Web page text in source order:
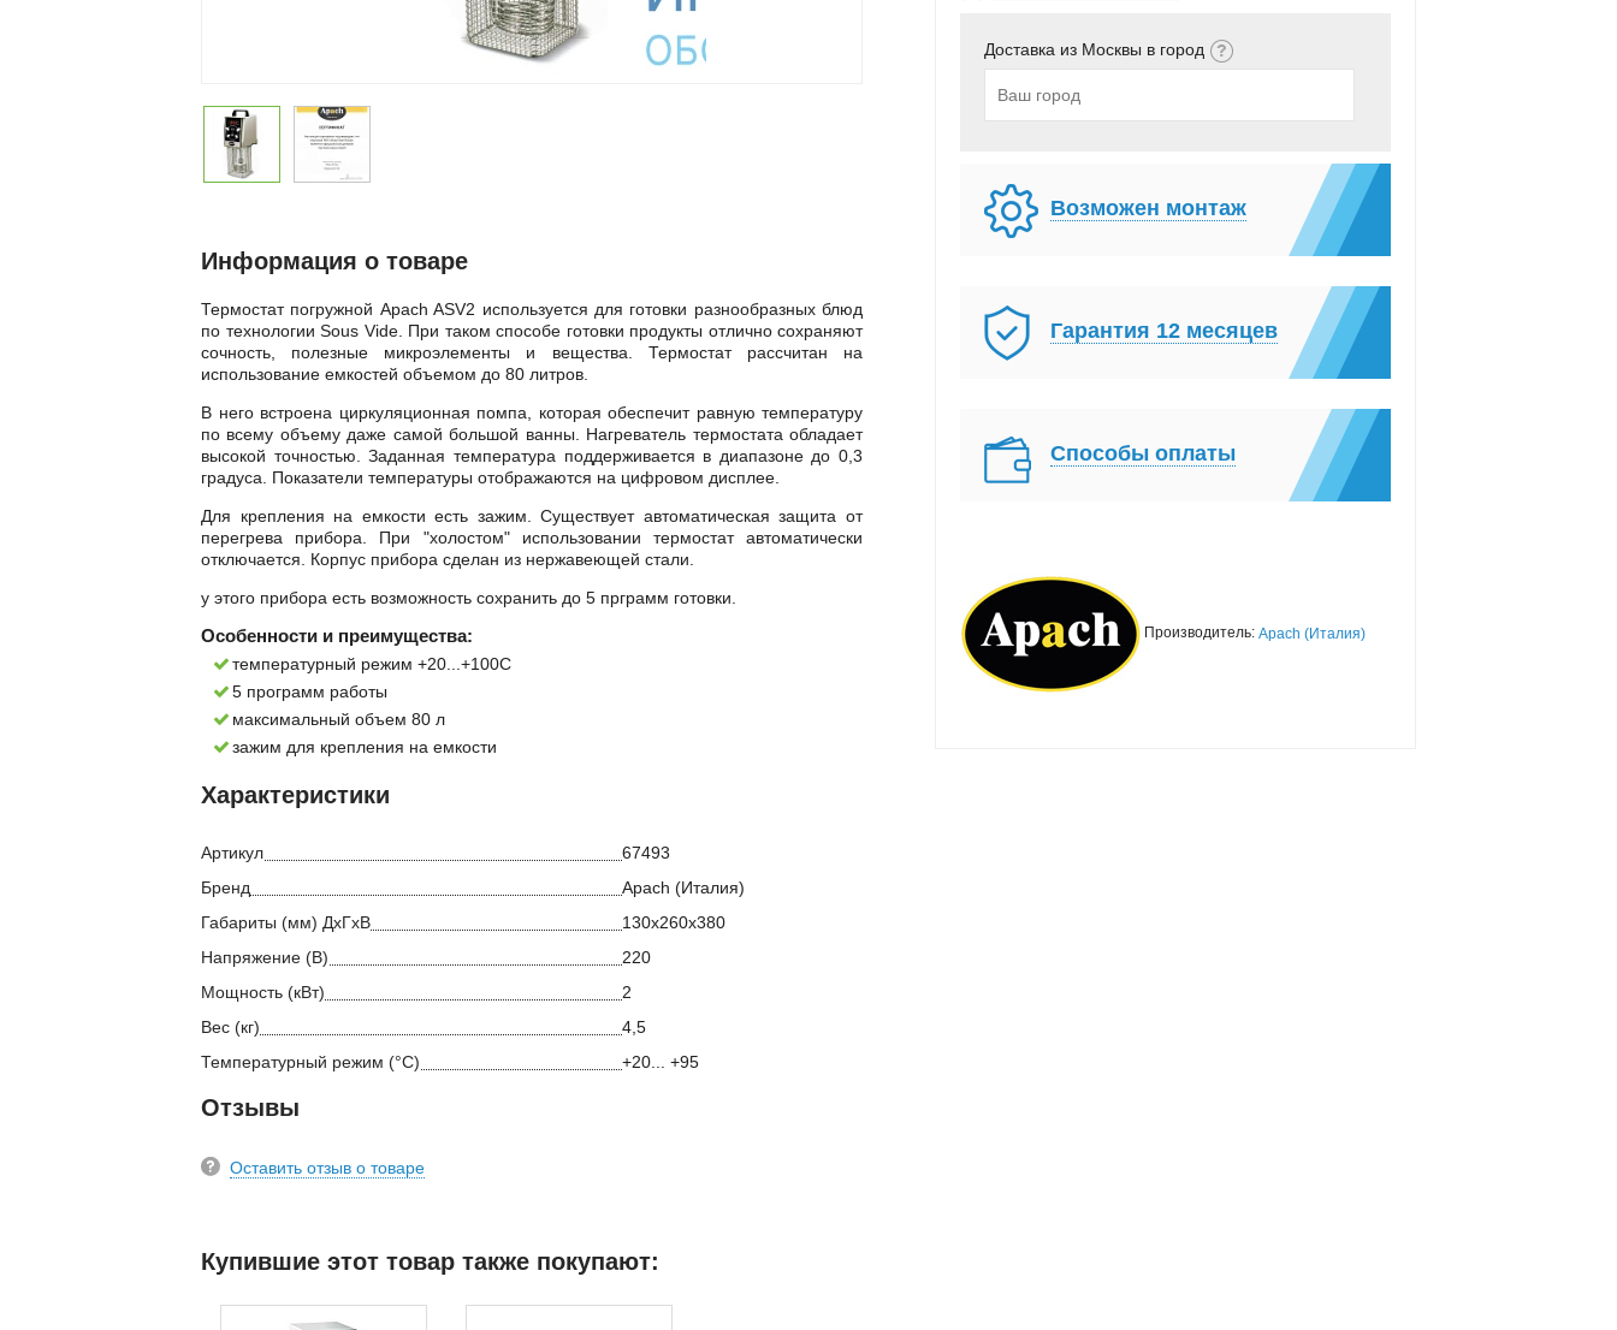
Доставка из Москвы в город
Возможен монтаж
Гарантия 12 месяцев
Способы оплаты
Производитель: Apach (Италия)
Информация о товаре
Термостат погружной Apach ASV2 используется для готовки разнообразных блюд
по технологии Sous Vide. При таком способе готовки продукты отлично сохраняют
сочность, полезные микроэлементы и вещества. Термостат рассчитан на
использование емкостей объемом до 80 литров.
В него встроена циркуляционная помпа, которая обеспечит равную температуру
по всему объему даже самой большой ванны. Нагреватель термостата обладает
высокой точностью. Заданная температура поддерживается в диапазоне до 0,3
градуса. Показатели температуры отображаются на цифровом дисплее.
Для крепления на емкости есть зажим. Существует автоматическая защита от
перегрева прибора. При "холостом" использовании термостат автоматически
отключается. Корпус прибора сделан из нержавеющей стали.
у этого прибора есть возможность сохранить до 5 прграмм готовки.
Особенности и преимущества:
температурный режим +20...+100С
5 программ работы
максимальный объем 80 л
зажим для крепления на емкости
Характеристики
Артикул
67493
Бренд
Apach (Италия)
Габариты (мм) ДхГхВ
130х260х380
Напряжение (В)
220
Мощность (кВт)
2
Вес (кг)
4,5
Температурный режим (°С)
+20... +95
Отзывы
Оставить отзыв о товаре
Купившие этот товар также покупают: